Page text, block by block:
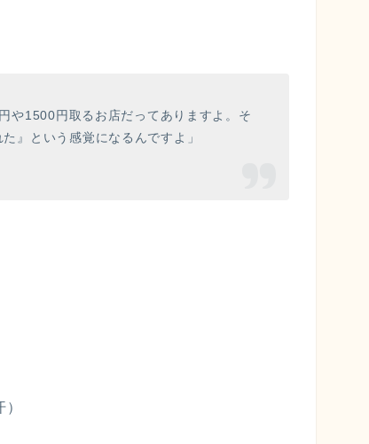
や1500円取るお店だってありますよ。そ
』という感覚になるんですよ」